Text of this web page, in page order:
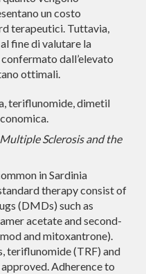
un costo
terapeutici. Tuttavia,
fine di valutare la
dall’elevato
ottimali.
teriflunomide, dimetil
Sclerosis and the
in Sardinia
therapy consist of
(DMDs) such as
acetate and second-
and mitoxantrone).
teriflunomide (TRF) and
Adherence to